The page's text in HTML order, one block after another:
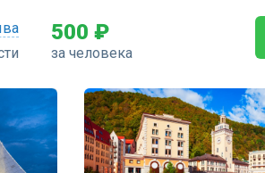
500 ₽
за человека